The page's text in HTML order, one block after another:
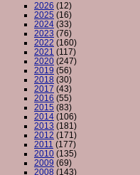
2026 (12)
2025 (16)
2024 (33)
2023 (76)
2022 (160)
2021 (117)
2020 (247)
2019 (56)
2018 (30)
2017 (43)
2016 (55)
2015 (83)
2014 (106)
2013 (181)
2012 (171)
2011 (177)
2010 (135)
2009 (69)
2008 (143)